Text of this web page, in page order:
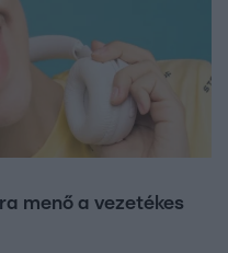
menő a vezetékes